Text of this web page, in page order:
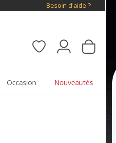
Besoin d'aide ?
Occasion Nouveautés